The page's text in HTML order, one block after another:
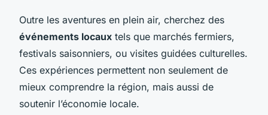
Outre les aventures en plein air, cherchez des
événements locaux tels que marchés fermiers,
festivals saisonniers, ou visites guidées culturelles.
Ces expériences permettent non seulement de
mieux comprendre la région, mais aussi de
soutenir l’économie locale.